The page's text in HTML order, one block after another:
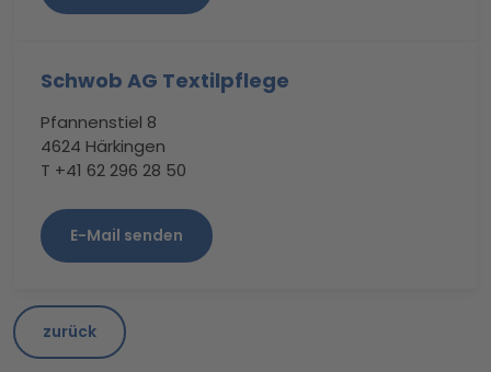
Schwob AG Textilpflege
Pfannenstiel 8
4624 Härkingen
T +41 62 296 28 50
E-Mail senden
zurück